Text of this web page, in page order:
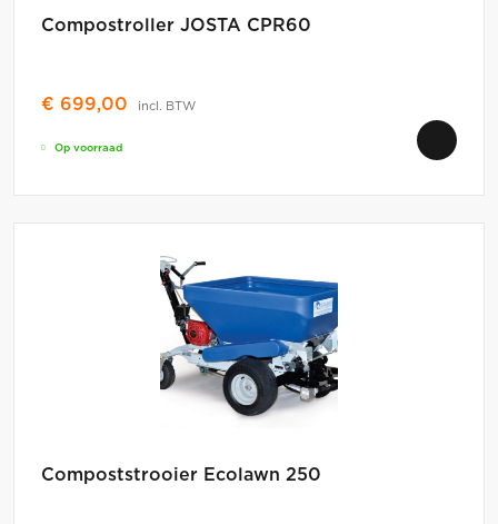
Compostroller JOSTA CPR60
€ 699,00 incl. BTW
Op voorraad
Compoststrooier Ecolawn 250